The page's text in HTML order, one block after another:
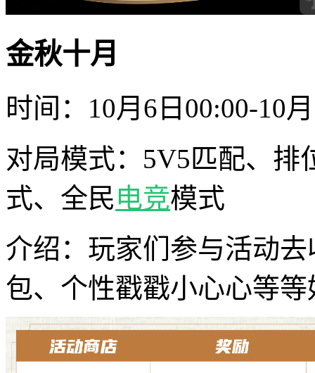
金秋十月
时间：10月6日00:00-10
对局模式：5V5匹配、排
式、全民电竞模式
介绍：玩家们参与活动
包、个性戳戳小心心等等